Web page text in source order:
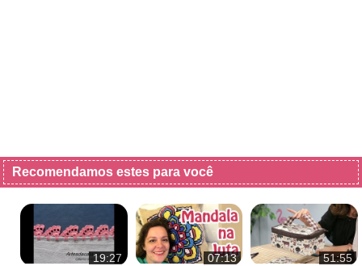
Recomendamos estes para você
19:27
07:13
51:55